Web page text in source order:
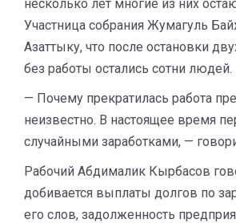
несколько лет многие из них
Участница собрания Жумагуль
Азаттыку, что после остановки
без работы остались сотни людей.
— Почему прекратилась работа
неизвестно. В настоящее время
случайными заработками, —
Рабочий Абдималик Кырбасов
добивается выплаты долгов по
его слов, задолженность